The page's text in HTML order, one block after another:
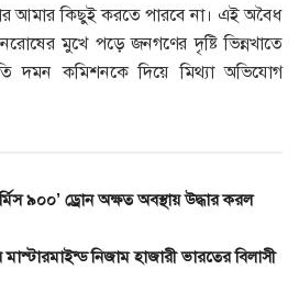
আমার কিছুই করতে পারবে না। এই অবৈধ
মুখে পড়ে জনগণের দৃষ্টি ভিন্নখাতে
দমন কমিশনকে দিয়ে মিথ্যা অভিযোগ
৯০০’ ড্রোন অক্ষত অবস্থায় উদ্ধার করল
নিজাম হাজারী ভারতের বিলাসী